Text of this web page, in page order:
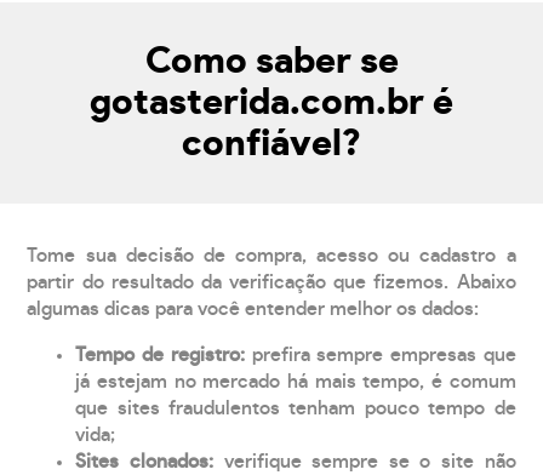
Como saber se
gotasterida.com.br é
confiável?
Tome sua decisão de compra, acesso ou cadastro a
partir do resultado da verificação que fizemos. Abaixo
algumas dicas para você entender melhor os dados:
Tempo de registro: prefira sempre empresas que
já estejam no mercado há mais tempo, é comum
que sites fraudulentos tenham pouco tempo de
vida;
Sites clonados: verifique sempre se o site não